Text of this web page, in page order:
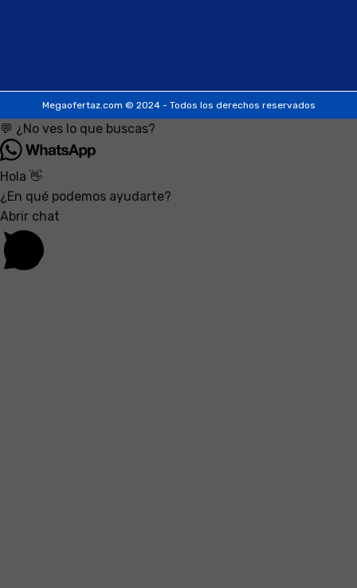
Megaofertaz.com © 2024 - Todos los derechos reservados
💬 ¿No ves lo que buscas?
Hola 👋
¿En qué podemos ayudarte?
Abrir chat